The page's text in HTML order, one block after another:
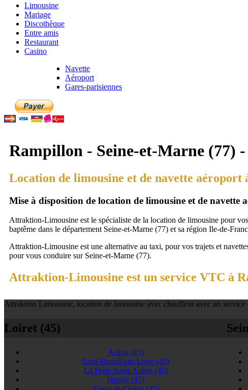
Limousine
Mariage
Discothèque
Entre amis
Restaurant
Casino
Navette
Aéroport
Gares-parisiennes
Rampillon - Seine-et-Marne (77)
Location de limousine et de navette aéroport
Mise à disposition de location de limousine et de
Attraktion-Limousine est le spécialiste de la location de limousine pour
baptême dans le département Seine-et-Marne (77) et sa région Ile-de-
Attraktion-Limousine est une alternative au taxi, pour vos trajets et
pour vous conduire sur Seine-et-Marne (77).
Attraktion-Limousine est un service VTC à
Attraktion Limousine, location de limousine avec chauffeur avec un
Loiret (45)
Ardon (45)
Saint-Benoît-sur-Loire(45)
La Ferté-Saint-Aubin (45)
Nevoy (45)